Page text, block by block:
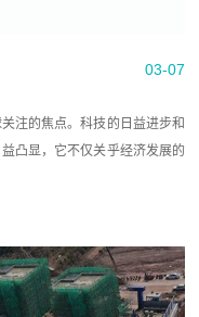
03-07
注的焦点。科技的日益进步和
凸显，它不仅关乎经济发展的